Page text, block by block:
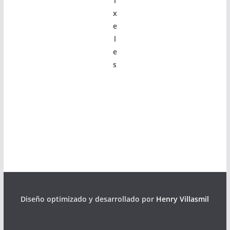
x
e
l
e
s
Diseño optimizado y desarrollado por Henry Villasmil